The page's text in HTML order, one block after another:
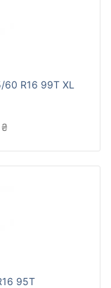
R16 99T XL
₴
95T